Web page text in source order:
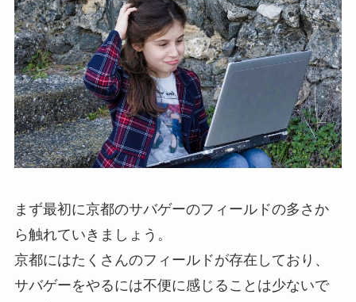
まず最初に京都のサバゲーのフィールドの多さか
ら触れていきましょう。
京都にはたくさんのフィールドが存在しており、
サバゲーをやるには不便に感じることは少ないで